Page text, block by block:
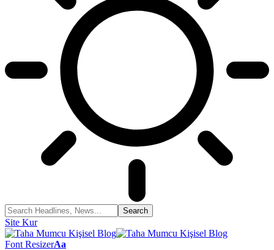
Site Kur
Font ResizerAa